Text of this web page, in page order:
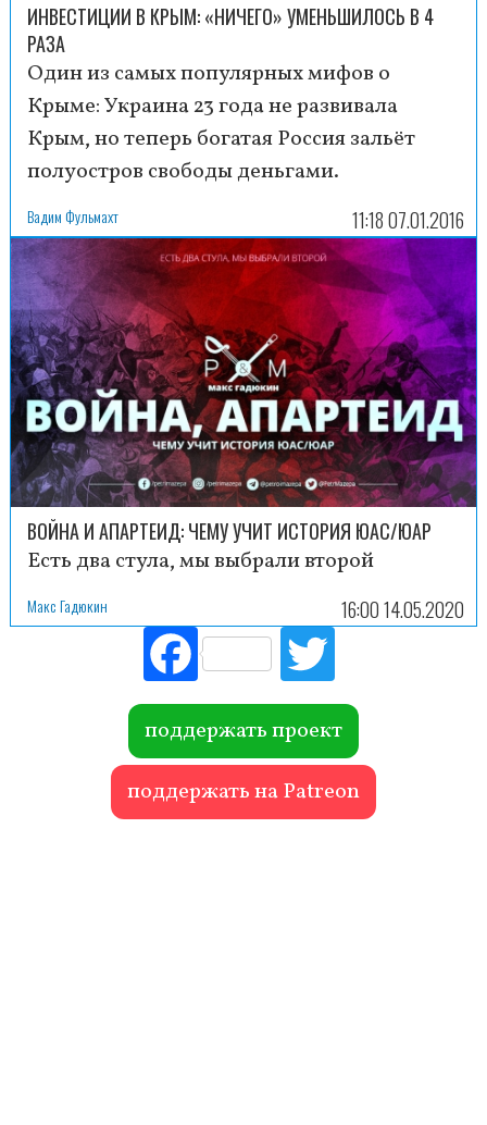
ИНВЕСТИЦИИ В КРЫМ: «НИЧЕГО» УМЕНЬШИЛОСЬ В 4
РАЗА
Один из самых популярных мифов о
Крыме: Украина 23 года не развивала
Крым, но теперь богатая Россия зальёт
полуостров свободы деньгами.
Вадим Фульмахт 11:18 07.01.2016
ВОЙНА И АПАРТЕИД: ЧЕМУ УЧИТ ИСТОРИЯ ЮАС/ЮАР
Есть два стула, мы выбрали второй
Макс Гадюкин 16:00 14.05.2020
Fac
ebo
ok r
поддержать проект
поддержать на Patreon